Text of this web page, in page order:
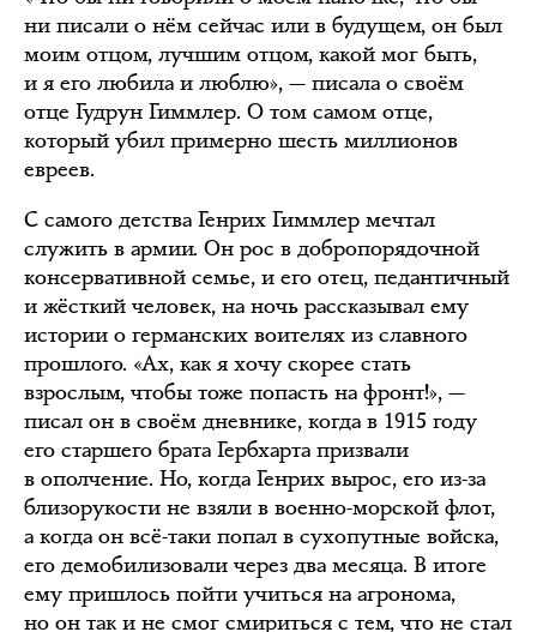
ни писали о нём сейчас или в будущем, он был
моим отцом, лучшим отцом, какой мог быть,
и я его любила и люблю», — писала о своём
отце Гудрун Гиммлер. О том самом отце,
который убил примерно шесть миллионов
евреев.
С самого детства Генрих Гиммлер мечтал
служить в армии. Он рос в добропорядочной
консервативной семье, и его отец, педантичный
и жёсткий человек, на ночь рассказывал ему
истории о германских воителях из славного
прошлого. «Ах, как я хочу скорее стать
взрослым, чтобы тоже попасть на фронт!», —
писал он в своём дневнике, когда в 1915 году
его старшего брата Гербхарта призвали
в ополчение. Но, когда Генрих вырос, его из-за
близорукости не взяли в военно-морской флот,
а когда он всё-таки попал в сухопутные войска,
его демобилизовали через два месяца. В итоге
ему пришлось пойти учиться на агронома,
но он так и не смог смириться с тем, что не стал